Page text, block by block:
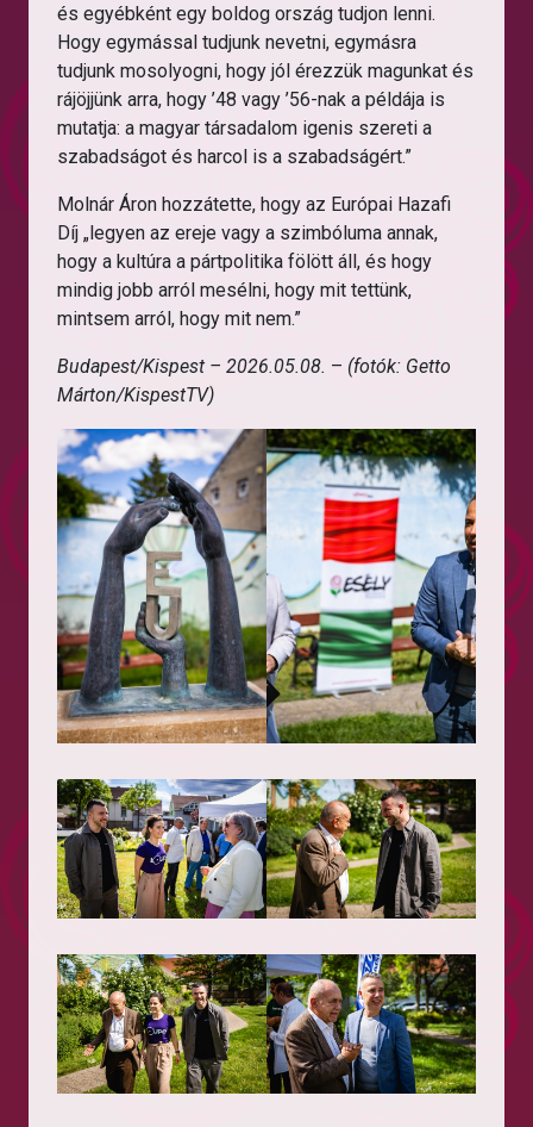
és egyébként egy boldog ország tudjon lenni.
Hogy egymással tudjunk nevetni, egymásra
tudjunk mosolyogni, hogy jól érezzük magunkat és
rájöjjünk arra, hogy ’48 vagy ’56-nak a példája is
mutatja: a magyar társadalom igenis szereti a
szabadságot és harcol is a szabadságért.”
Molnár Áron hozzátette, hogy az Európai Hazafi
Díj „legyen az ereje vagy a szimbóluma annak,
hogy a kultúra a pártpolitika fölött áll, és hogy
mindig jobb arról mesélni, hogy mit tettünk,
mintsem arról, hogy mit nem.”
Budapest/Kispest – 2026.05.08. – (fotók: Getto
Márton/KispestTV)